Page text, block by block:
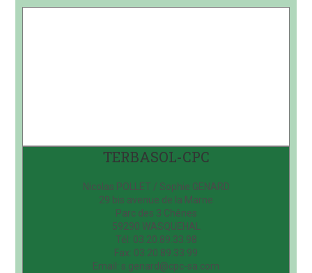
TERBASOL-CPC
Nicolas POLLET / Sophie GENARD
29 bis avenue de la Marne
Parc des 3 Chênes
59290 WASQUEHAL
Tél: 03.20.89.33.98
Fax: 03.20.89.33.99
Email: s.genard@cpc-sa.com